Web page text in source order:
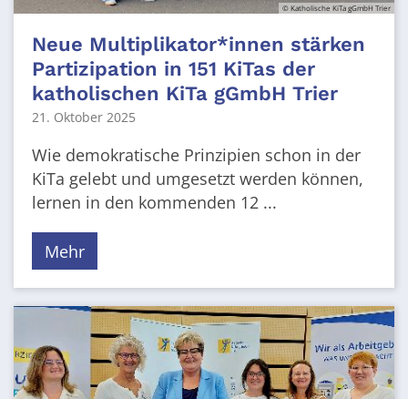
© Katholische KiTa gGmbH Trier
Neue Multiplikator*innen stärken
Partizipation in 151 KiTas der
katholischen KiTa gGmbH Trier
21. Oktober 2025
Wie demokratische Prinzipien schon in der
KiTa gelebt und umgesetzt werden können,
lernen in den kommenden 12 ...
Mehr